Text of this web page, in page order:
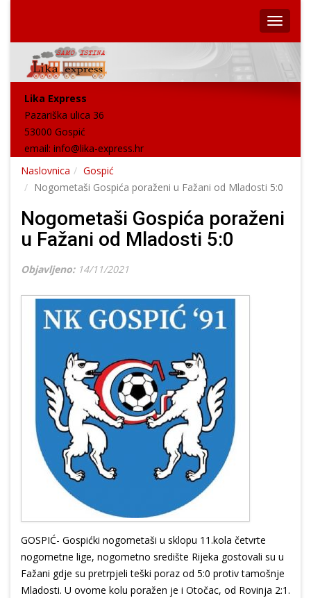
Lika Express
Pazariška ulica 36
53000 Gospić
email: info@lika-express.hr
Naslovnica
Gospić
Nogometaši Gospića poraženi u Fažani od Mladosti 5:0
Nogometaši Gospića poraženi
u Fažani od Mladosti 5:0
Objavljeno: 14/11/2021
GOSPIĆ- Gospićki nogometaši u sklopu 11.kola četvrte
nogometne lige, nogometno središte Rijeka gostovali su u
Fažani gdje su pretrpjeli teški poraz od 5:0 protiv tamošnje
Mladosti. U ovome kolu poražen je i Otočac, od Rovinja 2:1.